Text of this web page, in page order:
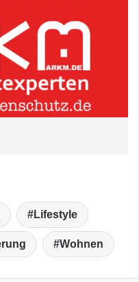
Lifestyle
Wohnen